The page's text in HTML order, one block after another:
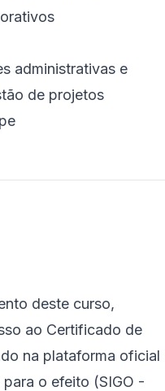
administrativas e
de projetos
deste curso,
ao Certificado de
na plataforma oficial
o efeito (SIGO -